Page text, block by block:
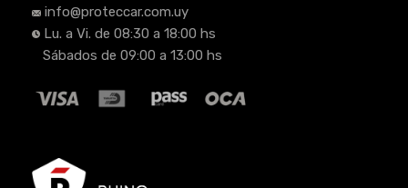
info@proteccar.com.uy
Lu. a Vi. de 08:30 a 18:00 hs
Sábados de 09:00 a 13:00 hs